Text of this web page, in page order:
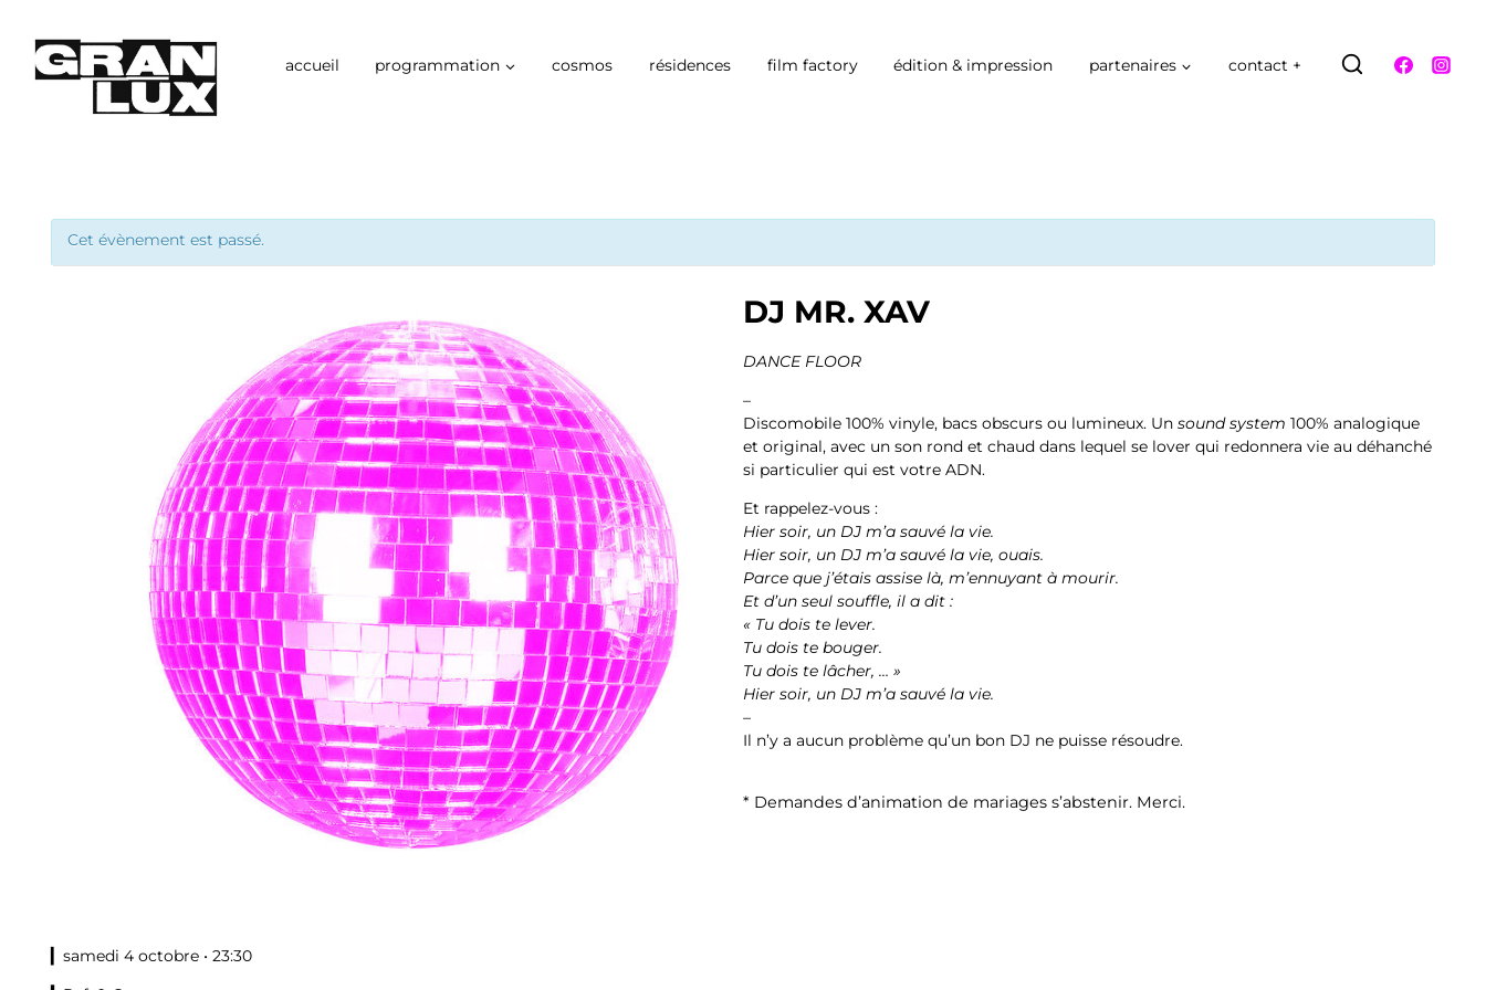
contenu
accueil programmation cosmos résidences film factory édition & impression partenaires contact +
Cet évènement est passé.
DJ MR. XAV
DANCE FLOOR
–
Discomobile 100% vinyle, bacs obscurs ou lumineux. Un sound system 100% analogique
et original, avec un son rond et chaud dans lequel se lover qui redonnera vie au déhanché
si particulier qui est votre ADN.
Et rappelez-vous :
Hier soir, un DJ m’a sauvé la vie.
Hier soir, un DJ m’a sauvé la vie, ouais.
Parce que j’étais assise là, m’ennuyant à mourir.
Et d’un seul souffle, il a dit :
« Tu dois te lever.
Tu dois te bouger.
Tu dois te lâcher, … »
Hier soir, un DJ m’a sauvé la vie.
–
Il n’y a aucun problème qu’un bon DJ ne puisse résoudre.
* Demandes d’animation de mariages s’abstenir. Merci.
▎samedi 4 octobre • 23:30